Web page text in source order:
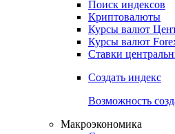
Получить доступ
Индикаторы рынка
Поиск индексов
Курсы валют
Ставки
Создать индекс